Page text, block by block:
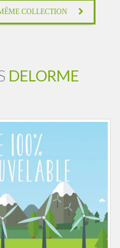
COLLECTION
DELORME